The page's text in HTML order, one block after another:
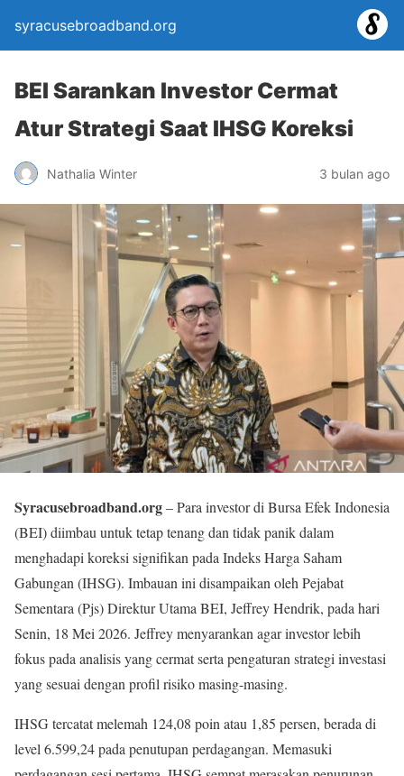
syracusebroadband.org
BEI Sarankan Investor Cermat
Atur Strategi Saat IHSG Koreksi
Nathalia Winter 3 bulan ago
Syracusebroadband.org– Para investor di Bursa Efek Indonesia
(BEI) diimbau untuk tetap tenang dan tidak panik dalam
menghadapi koreksi signifikan pada Indeks Harga Saham
Gabungan (IHSG). Imbauan ini disampaikan oleh Pejabat
Sementara (Pjs) Direktur Utama BEI, Jeffrey Hendrik, pada hari
Senin, 18 Mei 2026. Jeffrey menyarankan agar investor lebih
fokus pada analisis yang cermat serta pengaturan strategi investasi
yang sesuai dengan profil risiko masing-masing.
IHSG tercatat melemah 124,08 poin atau 1,85 persen, berada di
level 6.599,24 pada penutupan perdagangan. Memasuki